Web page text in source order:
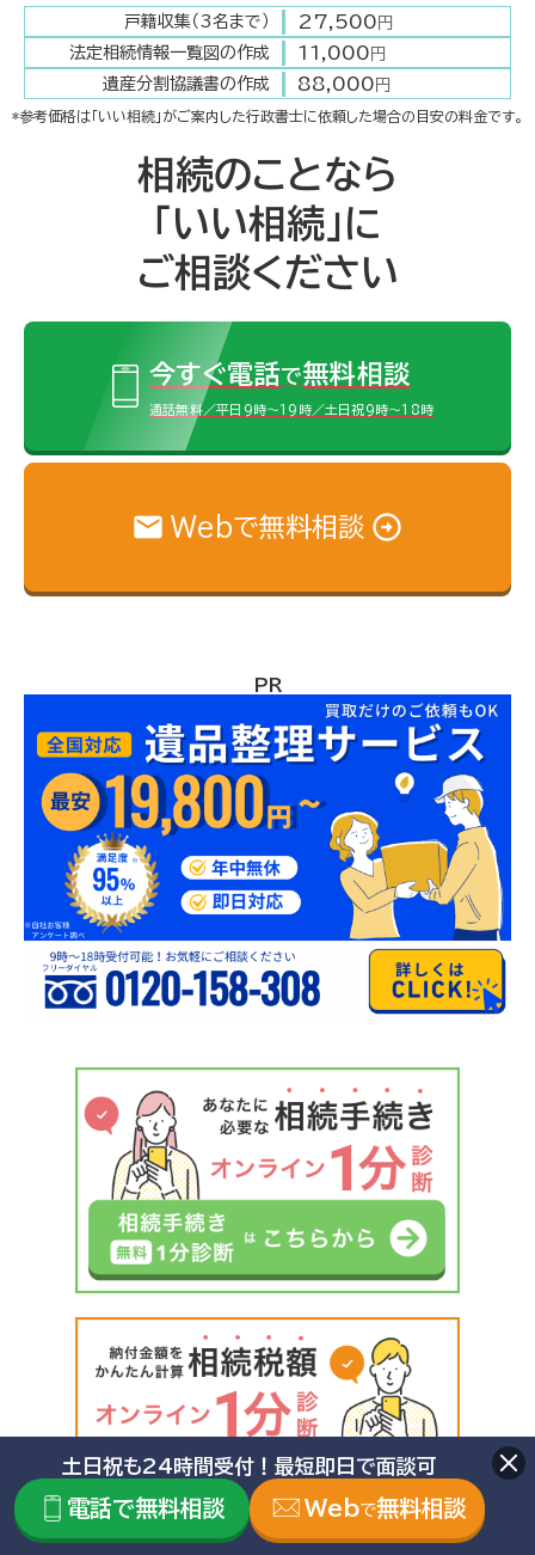
戸籍収集（3名まで） 27,500 円
法定相続情報一覧図の作成
11,000 円
遺産分割協議書の作成
88,000 円
*参考価格は「いい相続」がご案内した行政書士に依頼した場合の目安の料金です。
相続のことなら
「いい相続」に
ご相談ください
今すぐ電話で無料相談
通話無料／平日9時～19時／土日祝9時～18時
Webで無料相談
PR
土日祝も24時間受付！最短即日で面談可
電話で無料相談 Webで無料相談